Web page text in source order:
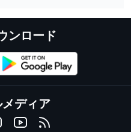
ンロード
ディア